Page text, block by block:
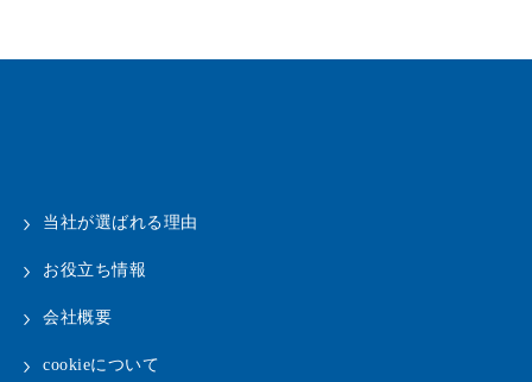
当社が選ばれる理由
お役立ち情報
会社概要
cookieについて